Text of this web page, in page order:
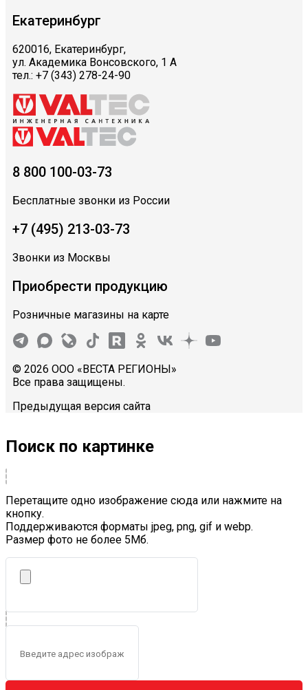
Екатеринбург
620016, Екатеринбург,
ул. Академика Вонсовского, 1 А
тел.: +7 (343) 278-24-90
8 800 100-03-73
Бесплатные звонки из России
+7 (495) 213-03-73
Звонки из Москвы
Приобрести продукцию
Розничные магазины на карте
© 2026 ООО «ВЕСТА РЕГИОНЫ»
Все права защищены.
Предыдущая версия сайта
Поиск по картинке
Перетащите одно изображение сюда или нажмите на
кнопку.
Поддерживаются форматы jpeg, png, gif и webp.
Размер фото не более 5Mб.